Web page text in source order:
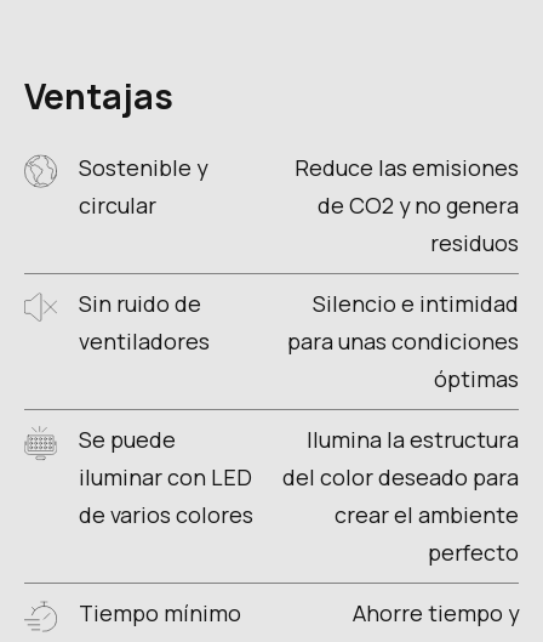
Ventajas
Sostenible y
circular
Reduce las emisiones
de CO2 y no genera
residuos
Sin ruido de
ventiladores
Silencio e intimidad
para unas condiciones
óptimas
Se puede
iluminar con LED
de varios colores
Ilumina la estructura
del color deseado para
crear el ambiente
perfecto
Tiempo mínimo
Ahorre tiempo y